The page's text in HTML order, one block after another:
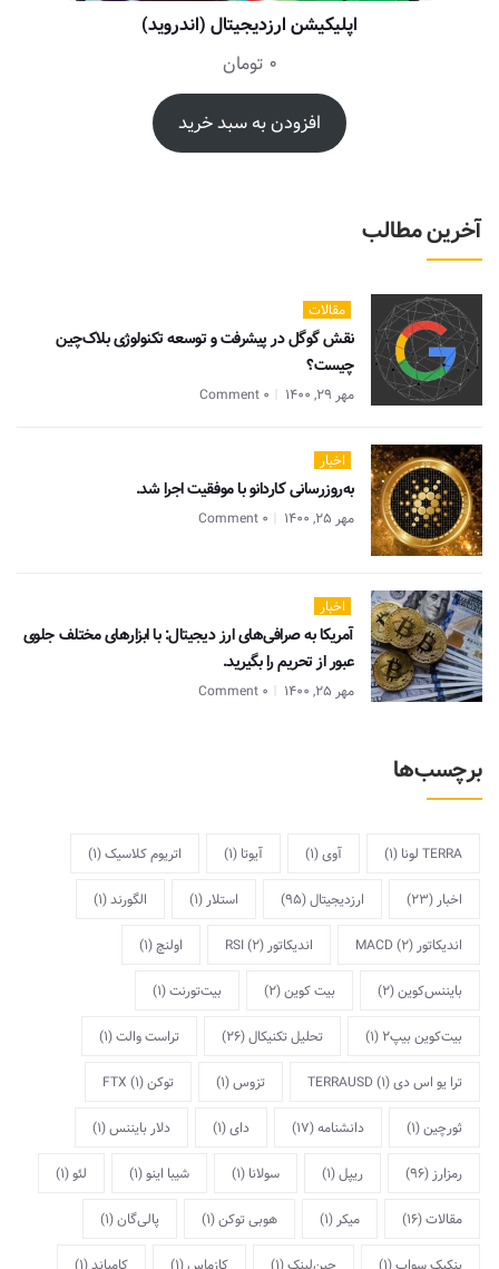
اپلیکیشن ارزدیجیتال (اندروید)
0 تومان
افزودن به سبد خرید
آخرین مطالب
مقالات
نقش گوگل در پیشرفت و توسعه تکنولوژی بلاک‌چین
چیست؟
مهر 29, 1400 0 Comment
اخبار
به‌روزرسانی کاردانو با موفقیت اجرا شد.
مهر 25, 1400 0 Comment
اخبار
آمریکا به صرافی‌های ارز دیجیتال: با ابزارهای مختلف جلوی
عبور از تحریم را بگیرید.
مهر 25, 1400 0 Comment
برچسب‌ها
TERRA لونا (1) آوی(1) آیوتا (1) اتریوم کلاسیک(1)
اخبار (23) ارزدیجیتال(95) استلار (1) الگورند(1)
اندیکاتور MACD (2) اندیکاتور RSI (2) اولنچ(1)
بایننس‌کوین(2) بیت کوین(2) بیت‌تورنت(1)
بیت‌کوین بیپ2 (1) تحلیل تکنیکال(26) تراست والت(1)
ترا یو اس دی TERRAUSD(1) تزوس(1) توکن FTX(1)
ثورچین(1) دانشنامه(17) دای(1) دلار بایننس(1)
رمزارز (96) ریپل(1) سولانا (1) شیبا اینو(1) لئو(1)
مقالات(16) میکر (1) هوبی توکن(1) پالی‌گان(1)